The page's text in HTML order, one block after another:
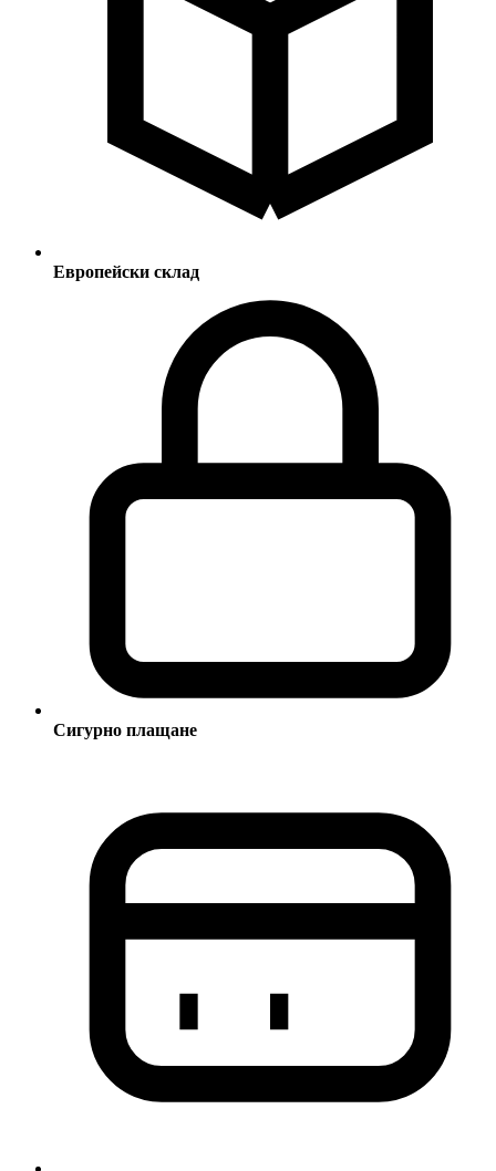
Европейски склад
Сигурно плащане